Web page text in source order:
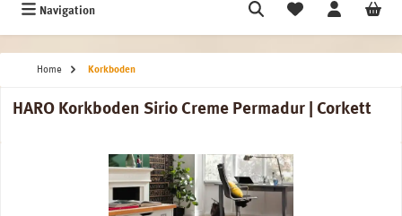
Navigation
Home Korkboden
HARO Korkboden Sirio Creme Permadur | Corkett
Bildergalerie überspringen